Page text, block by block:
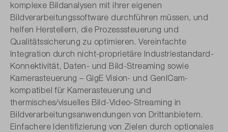
komplexe Bildanalysen mit ihrer eigenen
Bildverarbeitungssoftware durchführen müssen, und
helfen Herstellern, die Prozesssteuerung und
Qualitätssicherung zu optimieren. Vereinfachte
Integration durch nicht-proprietäre Industriestandard-
Konnektivität, Daten- und Bild-Streaming sowie
Kamerasteuerung – GigE Vision- und GenlCam-
kompatibel für Kamerasteuerung und
thermisches/visuelles Bild-Video-Streaming in
Bildverarbeitungs­anwendungen von Drittanbietern.
Einfachere Identifizierung von Zielen durch optionales